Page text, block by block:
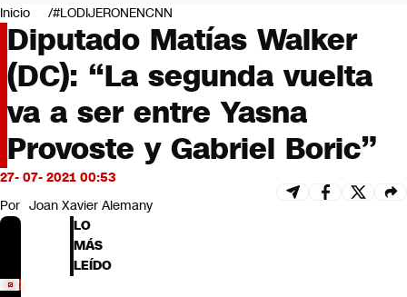
Negocios
Deportes
Programas completos
Cultura
Servicios
Bits
CNN tiempo
Futuro 360
Inicio #LODIJERONENCNN
Diputado Matías Walker
(DC): “La segunda vuelta
va a ser entre Yasna
Provoste y Gabriel Boric”
27- 07- 2021 00:53
Por Joan Xavier Alemany
LO
MÁS
LEÍDO